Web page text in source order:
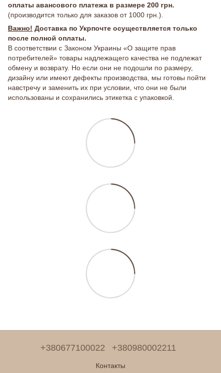
оплаты авансового платежа в размере 200 грн.
(производится только для заказов от 1000 грн.).
Важно! Доставка по Укрпочте осуществляется только
после полной оплаты.
В соответствии с Законом Украины «О защите прав
потребителей» товары надлежащего качества не подлежат
обмену и возврату. Но если они не подошли по размеру,
дизайну или имеют дефекты производства, мы готовы пойти
навстречу и заменить их при условии, что они не были
использованы и сохранились этикетка с упаковкой.
+380677100022 +380980002211
Контакты